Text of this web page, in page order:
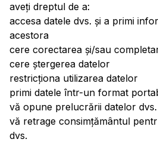
aveți dreptul de a:
accesa datele dvs. și a primi
acestora
cere corectarea și/sau
cere ștergerea datelor
restricționa utilizarea datelor
primi datele într-un format
vă opune prelucrării datelor dvs.
vă retrage consimțământul
dvs.